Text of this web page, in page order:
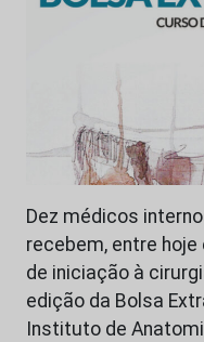
Dez médicos
recebem, entre
de iniciação à
edição da Bolsa
Instituto de